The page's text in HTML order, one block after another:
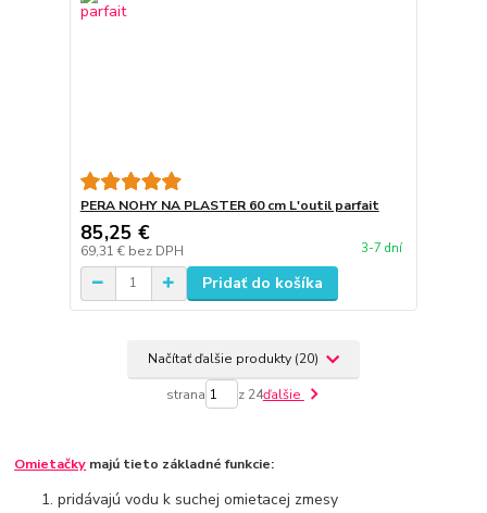
PERA NOHY NA PLASTER 60 cm L'outil parfait
85,25 €
69,31 € bez DPH 3-7 dní
Pridať do košíka
Načítať ďalšie produkty (20)
strana z 24ďalšie
Omietačky majú tieto základné funkcie:
pridávajú vodu k suchej omietacej zmesy